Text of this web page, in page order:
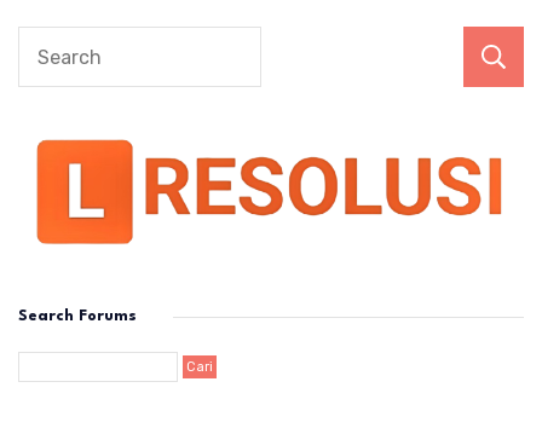
Search Forums